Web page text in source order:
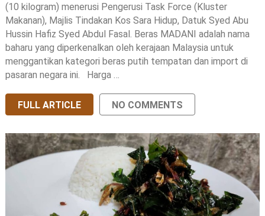
(10 kilogram) menerusi Pengerusi Task Force (Kluster
Makanan), Majlis Tindakan Kos Sara Hidup, Datuk Syed Abu
Hussin Hafiz Syed Abdul Fasal. Beras MADANI adalah nama
baharu yang diperkenalkan oleh kerajaan Malaysia untuk
menggantikan kategori beras putih tempatan dan import di
pasaran negara ini. Harga …
FULL ARTICLE NO COMMENTS